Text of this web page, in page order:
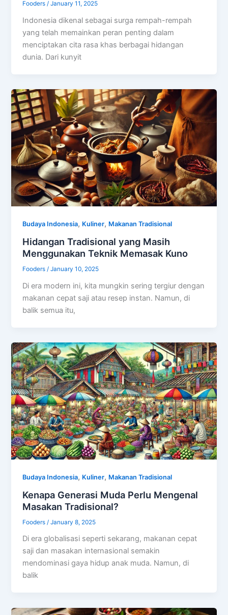
Fooders/January 11, 2025
Indonesia dikenal sebagai surga rempah-rempah
yang telah memainkan peran penting dalam
menciptakan cita rasa khas berbagai hidangan
dunia. Dari kunyit
Budaya Indonesia, Kuliner, Makanan Tradisional
Hidangan Tradisional yang Masih
Menggunakan Teknik Memasak Kuno
Fooders/January 10, 2025
Di era modern ini, kita mungkin sering tergiur dengan
makanan cepat saji atau resep instan. Namun, di
balik semua itu,
Budaya Indonesia, Kuliner, Makanan Tradisional
Kenapa Generasi Muda Perlu Mengenal
Masakan Tradisional?
Fooders /January 8, 2025
Di era globalisasi seperti sekarang, makanan cepat
saji dan masakan internasional semakin
mendominasi gaya hidup anak muda. Namun, di
balik